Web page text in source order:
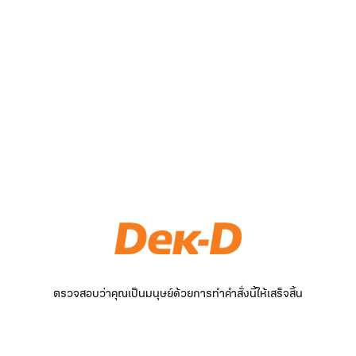
ตรวจสอบว่าคุณเป็นมนุษย์ด้วยการทำคำสั่งนี้ให้เสร็จสิ้น